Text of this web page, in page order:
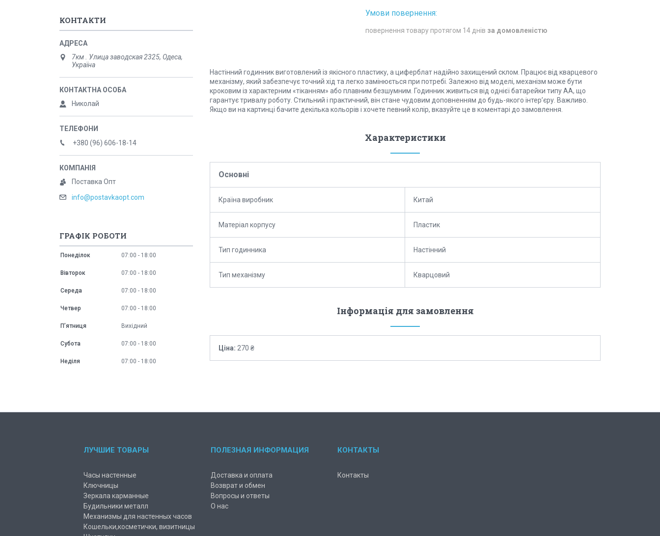
повернення товару протягом 14 днів за домовленістю
Настінний годинник виготовлений із якісного пластику, а циферблат надійно захищений склом. Працює від кварцевого
механізму, який забезпечує точний хід та легко замінюється при потребі. Залежно від моделі, механізм може бути
кроковим із характерним «тіканням» або плавним безшумним. Годинник живиться від однієї батарейки типу АА, що
гарантує тривалу роботу. Стильний і практичний, він стане чудовим доповненням до будь-якого інтер’єру. Важливо.
Якщо ви на картинці бачите декілька кольорів і хочете певний колір, вказуйте це в коментарі до замовлення.
Характеристики
Основні
Країна виробник Китай
Матеріал корпусу Пластик
Тип годинника Настінний
Тип механізму Кварцовий
Інформація для замовлення
Ціна: 270 ₴
КОНТАКТИ
7км . Улица заводская 2325, Одеса,
Україна
Николай
+380 (96) 606-18-14
Поставка Опт
info@postavkaopt.com
ГРАФІК РОБОТИ
Понеділок 07:00 18:00
Вівторок 07:00 18:00
Середа 07:00 18:00
Четвер 07:00 18:00
Пʼятниця Вихідний
Субота 07:00 18:00
Неділя 07:00 18:00
ЛУЧШИЕ ТОВАРЫ
Часы настенные
Ключницы
Зеркала карманные
Будильники металл
Механизмы для настенных часов
Кошельки,косметички, визитницы
ПОЛЕЗНАЯ ИНФОРМАЦИЯ
Доставка и оплата
Возврат и обмен
Вопросы и ответы
О нас
КОНТАКТЫ
Контакты